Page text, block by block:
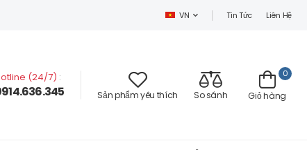
VN Tin Tức Liên Hệ
(24/7) :
Sản phẩm yêu thích So sánh
0
Giỏ hàng